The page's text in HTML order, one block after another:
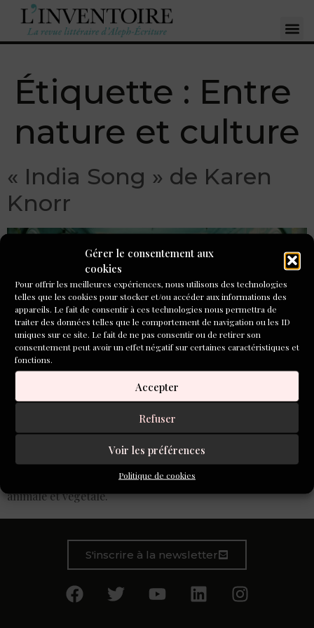
Gérer le consentement aux
cookies
Pour offrir les meilleures expériences, nous utilisons des technologies
telles que les cookies pour stocker et/ou accéder aux informations des
appareils. Le fait de consentir à ces technologies nous permettra de
traiter des données telles que le comportement de navigation ou les ID
uniques sur ce site. Le fait de ne pas consentir ou de retirer son
consentement peut avoir un effet négatif sur certaines caractéristiques et
fonctions.
Accepter
Refuser
Voir les préférences
Politique de cookies
Étiquette : Entre
nature et culture
« India Song » de Karen
Knorr
Faux palais, animaux empaillés, décors vides aux couleurs
acidulées, ce monde a l’air d’un monde réel, il n’est que la
métaphore d’un postcolonialisme inconscient, d’une
richesse enfuie, d’une prédation qui détruit l’espèce
animale et végétale.
S'inscrire à la newsletter